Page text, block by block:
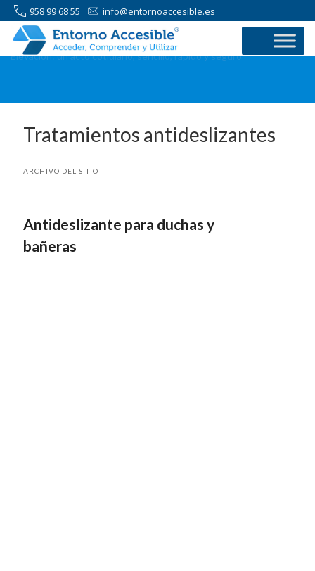
958 99 68 55 info@entornoaccesible.es
Elevación: un acto cotidiano, sencillo, rápido y seguro
Tratamientos antideslizantes
ARCHIVO DEL SITIO
Antideslizante para duchas y
bañeras